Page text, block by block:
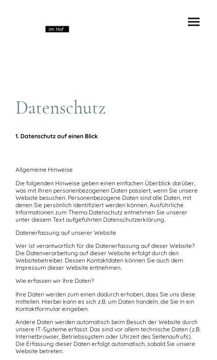
Datenschutz
1. Datenschutz auf einen Blick
Allgemeine Hinweise
Die folgenden Hinweise geben einen einfachen Überblick darüber,
was mit Ihren personenbezogenen Daten passiert, wenn Sie unsere
Website besuchen. Personenbezogene Daten sind alle Daten, mit
denen Sie persönlich identifiziert werden können. Ausführliche
Informationen zum Thema Datenschutz entnehmen Sie unserer
unter diesem Text aufgeführten Datenschutzerklärung.
Datenerfassung auf unserer Website
Wer ist verantwortlich für die Datenerfassung auf dieser Website?
Die Datenverarbeitung auf dieser Website erfolgt durch den
Websitebetreiber. Dessen Kontaktdaten können Sie auch dem
Impressum dieser Website entnehmen.
Wie erfassen wir Ihre Daten?
Ihre Daten werden zum einen dadurch erhoben, dass Sie uns diese
mitteilen. Hierbei kann es sich z.B. um Daten handeln, die Sie in ein
Kontaktformular eingeben.
Andere Daten werden automatisch beim Besuch der Website durch
unsere IT-Systeme erfasst. Das sind vor allem technische Daten (z.B.
Internetbrowser, Betriebssystem oder Uhrzeit des Seitenaufrufs).
Die Erfassung dieser Daten erfolgt automatisch, sobald Sie unsere
Website betreten.